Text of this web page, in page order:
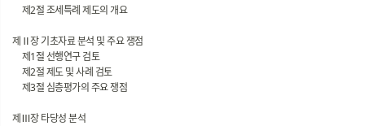
제2절 조세특례 제도의 개요
제Ⅱ장 기초자료 분석 및 주요 쟁점
제1절 선행연구 검토
제2절 제도 및 사례 검토
제3절 심층평가의 주요 쟁점
제Ⅲ장 타당성 분석